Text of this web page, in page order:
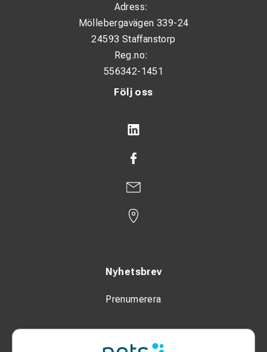
Följ oss
Nyhetsbrev
Prenumerera
Adress:
Möllebergavägen 339-24
24593 Staffanstorp
Reg.no:
556342-1451